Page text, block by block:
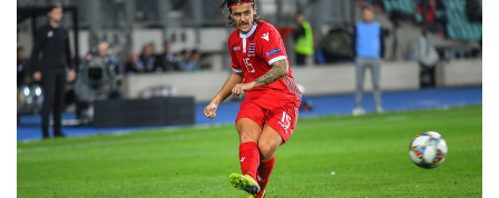
ІНТЕРВ'Ю
РІЗНЕ
БУКМЕКЕРИ